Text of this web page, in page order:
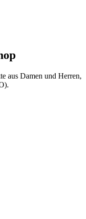
aus Damen und Herren,